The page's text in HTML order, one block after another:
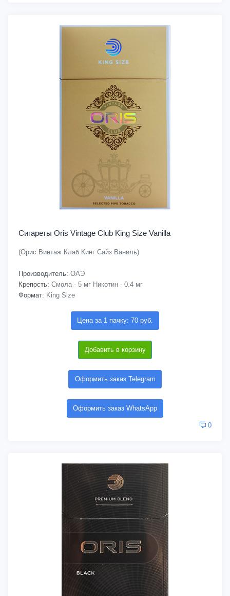
Сигареты Oris Vintage Club King Size Vanilla
(Орис Винтаж Клаб Кинг Сайз Ваниль)
Производитель: ОАЭ
Крепость: Смола - 5 мг Никотин - 0.4 мг
Формат: King Size
Цена за 1 пачку: 70 руб.
Добавить в корзину
Оформить заказ Telegram
Оформить заказ WhatsApp
0